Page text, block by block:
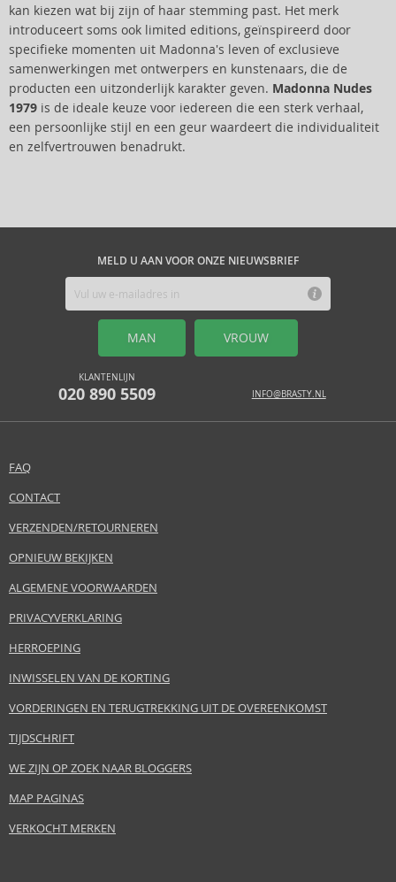
kan kiezen wat bij zijn of haar stemming past. Het merk
introduceert soms ook limited editions, geïnspireerd door
specifieke momenten uit Madonna's leven of exclusieve
samenwerkingen met ontwerpers en kunstenaars, die de
producten een uitzonderlijk karakter geven. Madonna Nudes
1979 is de ideale keuze voor iedereen die een sterk verhaal,
een persoonlijke stijl en een geur waardeert die individualiteit
en zelfvertrouwen benadrukt.
MELD U AAN VOOR ONZE NIEUWSBRIEF
MAN VROUW
KLANTENLIJN
020 890 5509 INFO@BRASTY.NL
FAQ
CONTACT
VERZENDEN/RETOURNEREN
OPNIEUW BEKIJKEN
ALGEMENE VOORWAARDEN
PRIVACYVERKLARING
HERROEPING
INWISSELEN VAN DE KORTING
VORDERINGEN EN TERUGTREKKING UIT DE OVEREENKOMST
TIJDSCHRIFT
WE ZIJN OP ZOEK NAAR BLOGGERS
MAP PAGINAS
VERKOCHT MERKEN